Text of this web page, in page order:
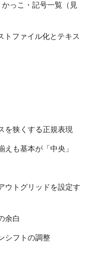
っこ・記号一覧（見
トファイル化とテキス
を狭くする正規表現
も基本が「中央」
ウトグリッドを設定す
余白
シフトの調整